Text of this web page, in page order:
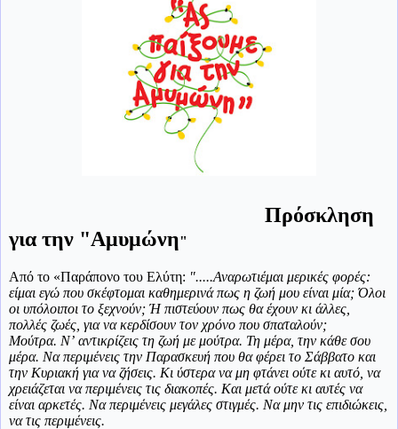
Πρόσκληση
για την "Αμυμώνη"
Από το «Παράπονο του Ελύτη: ".....Αναρωτιέμαι μερικές φορές:
είμαι εγώ που σκέφτομαι καθημερινά πως η ζωή μου είναι μία; Όλοι
οι υπόλοιποι το ξεχνούν; Ή πιστεύουν πως θα έχουν κι άλλες,
πολλές ζωές, για να κερδίσουν τον χρόνο που σπαταλούν;
Μούτρα. Νʼ αντικρίζεις τη ζωή με μούτρα. Τη μέρα, την κάθε σου
μέρα. Να περιμένεις την Παρασκευή που θα φέρει το Σάββατο και
την Κυριακή για να ζήσεις. Κι ύστερα να μη φτάνει ούτε κι αυτό, να
χρειάζεται να περιμένεις τις διακοπές. Και μετά ούτε κι αυτές να
είναι αρκετές. Να περιμένεις μεγάλες στιγμές. Να μην τις επιδιώκεις,
να τις περιμένεις.